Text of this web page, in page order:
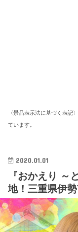
〈景品表示法に基づく表記
ています。
2020.01.01
『おかえり ～
地！三重県伊